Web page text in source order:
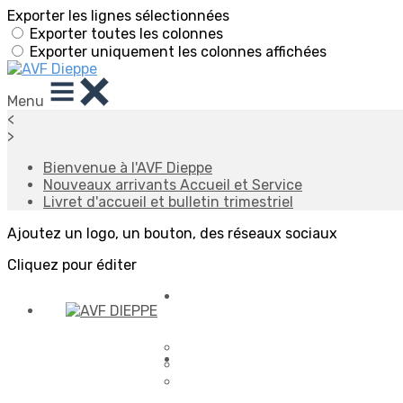
Exporter les lignes sélectionnées
Exporter toutes les colonnes
Exporter uniquement les colonnes affichées
Menu
<
>
Bienvenue à l'AVF Dieppe
Nouveaux arrivants Accueil et Service
Livret d'accueil et bulletin trimestriel
Ajoutez un logo, un bouton, des réseaux sociaux
Cliquez pour éditer